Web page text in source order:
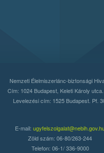
Nemzeti Élelmiszerlánc-biztonsági
Cím: 1024 Budapest, Keleti Károly utca.
Levelezési cím: 1525 Budapest. Pf.
E-mail:
Zöld szám: 06-80/263-244
Telefon: 06-1/ 336-9000